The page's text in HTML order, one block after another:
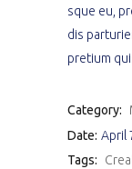
sque eu,
dis
pretium
Category:
Date: April
Tags: